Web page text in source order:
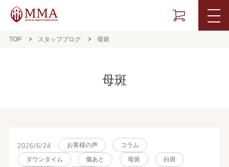
TOP スタッフブログ 母斑
母斑
2026/6/24 お客様の声
コラム
ダウンタイム
傷あと 母斑
白斑